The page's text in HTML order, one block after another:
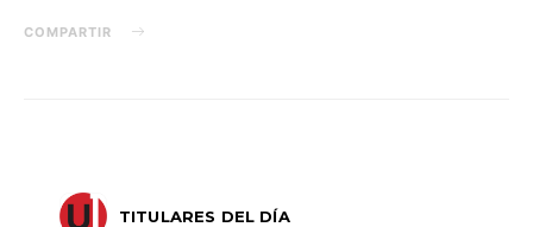
COMPARTIR
TITULARES DEL DÍA